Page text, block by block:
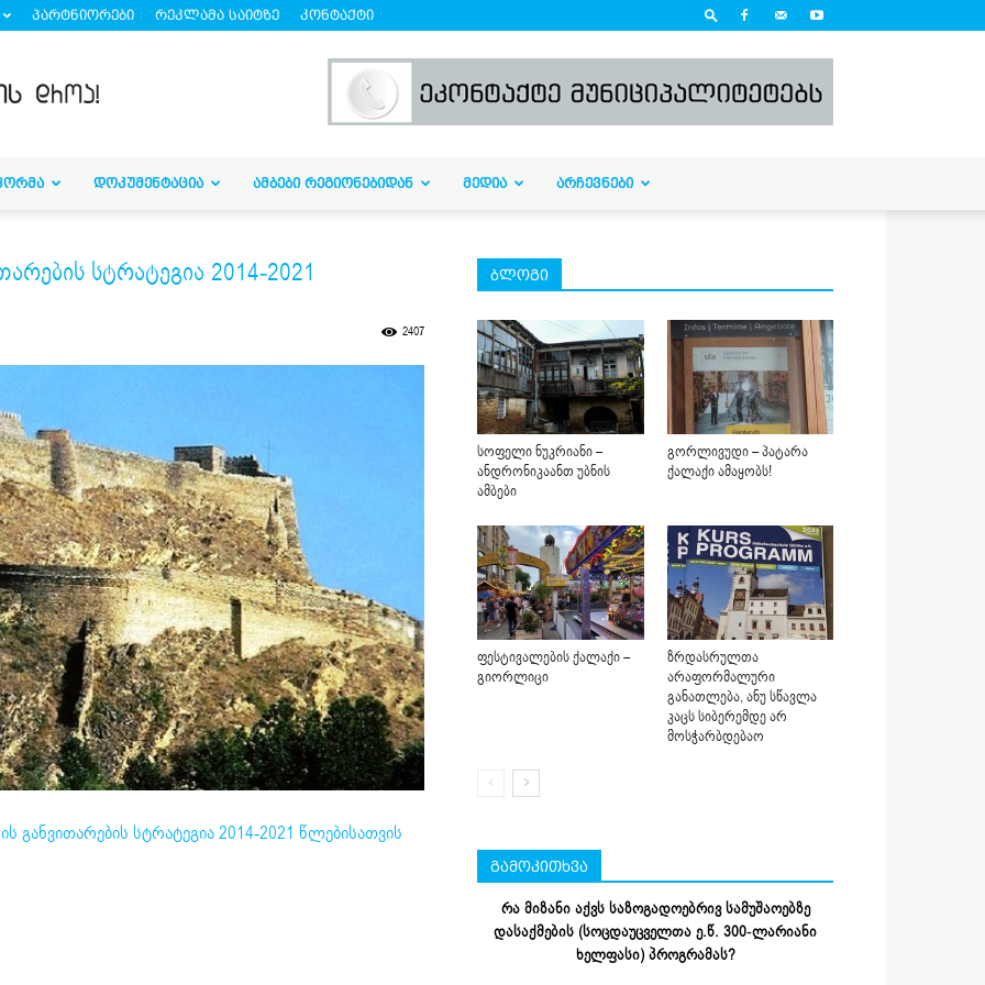
პარტნიორები რეკლამა საიტზე კონტაქტი
ᲓᲝᲙᲣᲛᲔᲜᲢᲐᲪᲘᲐ ᲐᲛᲑᲔᲑᲘ ᲠᲔᲒᲘᲝᲜᲔᲑᲘᲓᲐᲜ ᲛᲔᲓᲘᲐ ᲐᲠᲩᲔᲕᲜᲔᲑᲘ
სტრატეგია 2014-2021
2407
განვითარების სტრატეგია 2014-2021 წლებისათვის
ბლოგი
სოფელი ნუკრიანი –
ანდრონიკაანთ უბნის
ამბები
გორლივუდი – პატარა
ქალაქი ამაყობს!
ფესტივალების ქალაქი –
გიორლიცი
ზრდასრულთა
არაფორმალური
განათლება, ანუ სწავლა
კაცს სიბერემდე არ
მოსჭარბდებაო
გამოკითხვა
რა მიზანი აქვს საზოგადოებრივ სამუშაოებზე
დასაქმების (სოცდაუცველთა ე.წ. 300-ლარიანი
ხელფასი) პროგრამას?